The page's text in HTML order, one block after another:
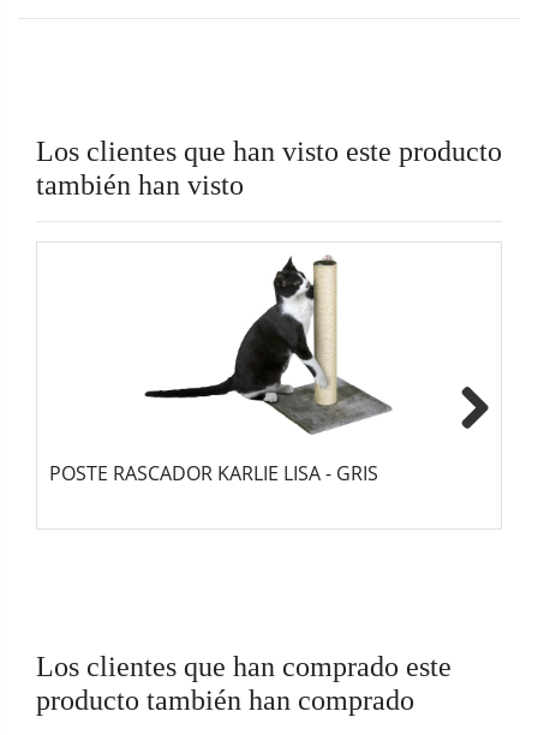
Los clientes que han visto este producto
también han visto
POSTE RASCADOR KARLIE LISA - GRIS
Los clientes que han comprado este
producto también han comprado